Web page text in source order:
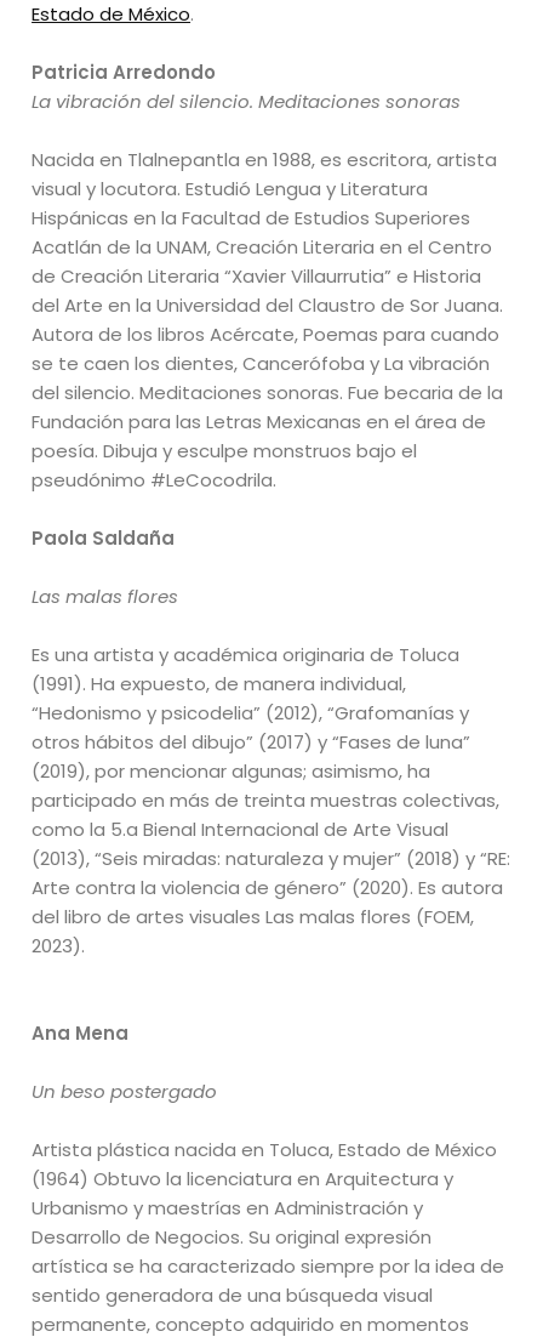
Estado de México.
Patricia Arredondo
La vibración del silencio. Meditaciones sonoras
Nacida en Tlalnepantla en 1988, es escritora, artista
visual y locutora. Estudió Lengua y Literatura
Hispánicas en la Facultad de Estudios Superiores
Acatlán de la UNAM, Creación Literaria en el Centro
de Creación Literaria “Xavier Villaurrutia” e Historia
del Arte en la Universidad del Claustro de Sor Juana.
Autora de los libros Acércate, Poemas para cuando
se te caen los dientes, Cancerófoba y La vibración
del silencio. Meditaciones sonoras. Fue becaria de la
Fundación para las Letras Mexicanas en el área de
poesía. Dibuja y esculpe monstruos bajo el
pseudónimo #LeCocodrila.
Paola Saldaña
Las malas flores
Es una artista y académica originaria de Toluca
(1991). Ha expuesto, de manera individual,
“Hedonismo y psicodelia” (2012), “Grafomanías y
otros hábitos del dibujo” (2017) y “Fases de luna”
(2019), por mencionar algunas; asimismo, ha
participado en más de treinta muestras colectivas,
como la 5.a Bienal Internacional de Arte Visual
(2013), “Seis miradas: naturaleza y mujer” (2018) y “RE:
Arte contra la violencia de género” (2020). Es autora
del libro de artes visuales Las malas flores (FOEM,
2023).
Ana Mena
Un beso postergado
Artista plástica nacida en Toluca, Estado de México
(1964) Obtuvo la licenciatura en Arquitectura y
Urbanismo y maestrías en Administración y
Desarrollo de Negocios. Su original expresión
artística se ha caracterizado siempre por la idea de
sentido generadora de una búsqueda visual
permanente, concepto adquirido en momentos